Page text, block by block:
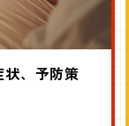
状、予防策